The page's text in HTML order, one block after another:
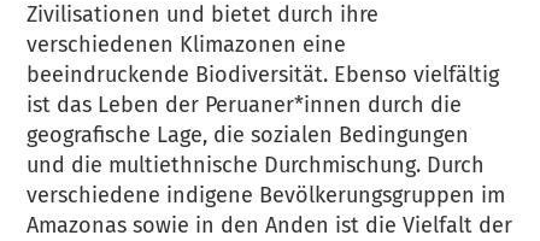
Zivilisationen und bietet durch ihre
verschiedenen Klimazonen eine
beeindruckende Biodiversität. Ebenso vielfältig
ist das Leben der Peruaner*innen durch die
geografische Lage, die sozialen Bedingungen
und die multiethnische Durchmischung. Durch
verschiedene indigene Bevölkerungsgruppen im
Amazonas sowie in den Anden ist die Vielfalt der